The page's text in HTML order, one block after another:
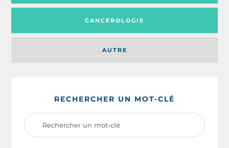
AUTRE
CANCÉROLOGIE
RECHERCHER UN MOT-CLÉ